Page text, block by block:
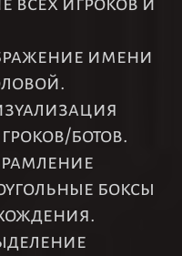
имени
ботов.
боксы